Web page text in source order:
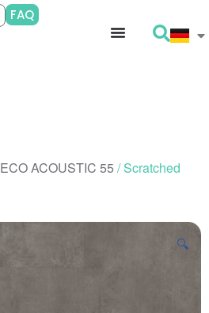
FAQ
ECO ACOUSTIC 55 / Scratched
🔍